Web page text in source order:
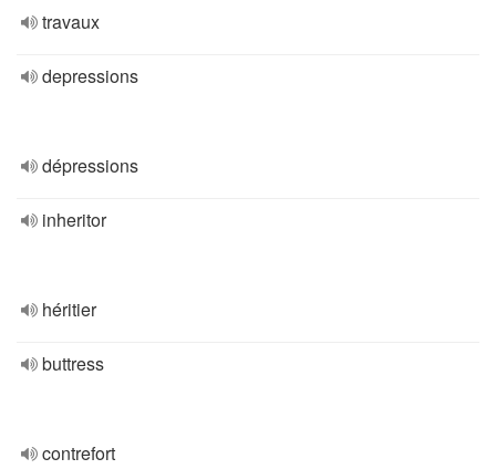
travaux
depressions
dépressions
inheritor
héritier
buttress
contrefort